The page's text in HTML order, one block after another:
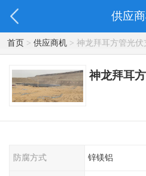
供应
首页> 供应商机> 神龙拜耳方管光伏
神龙拜耳
防腐方式 锌镁铝